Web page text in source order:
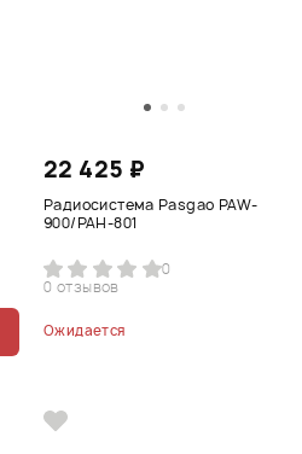
22 425 ₽
Радиосистема Pasgao PAW-
900/PAH-801
0
0 отзывов
Ожидается